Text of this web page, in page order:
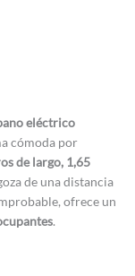
eléctrico
cómoda por
de largo, 1,65
de una distancia
ofrece un
.